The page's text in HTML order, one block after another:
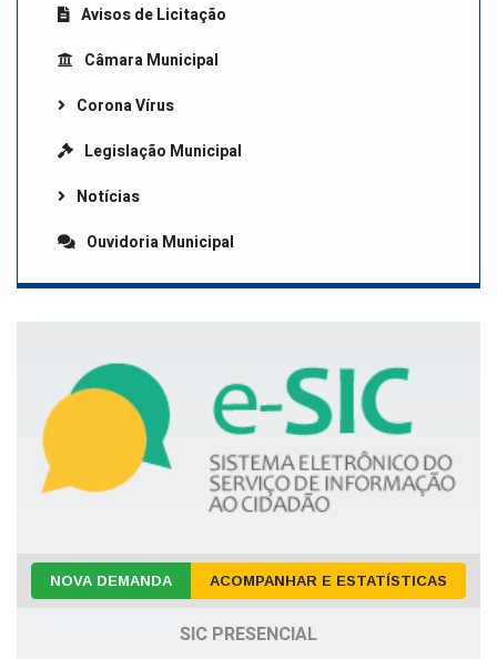
Avisos de Licitação
Câmara Municipal
Corona Vírus
Legislação Municipal
Notícias
Ouvidoria Municipal
NOVA DEMANDA ACOMPANHAR E ESTATÍSTICAS
SIC PRESENCIAL